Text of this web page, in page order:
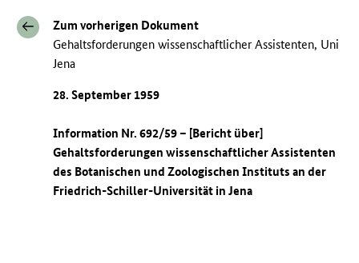
Zum vorherigen Dokument
Gehaltsforderungen wissenschaftlicher Assistenten, Uni
Jena
28. September 1959
Information Nr. 692/59 – [Bericht über]
Gehaltsforderungen wissenschaftlicher Assistenten
des Botanischen und Zoologischen Instituts an der
Friedrich-Schiller-Universität in Jena